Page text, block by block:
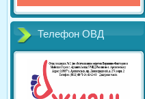
Телефон ОВД